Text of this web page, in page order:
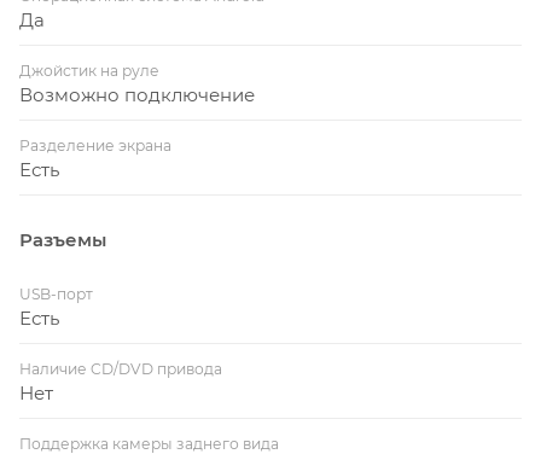
Да
Джойстик на руле
Возможно подключение
Разделение экрана
Есть
Разъемы
USB-порт
Есть
Наличие CD/DVD привода
Нет
Поддержка камеры заднего вида